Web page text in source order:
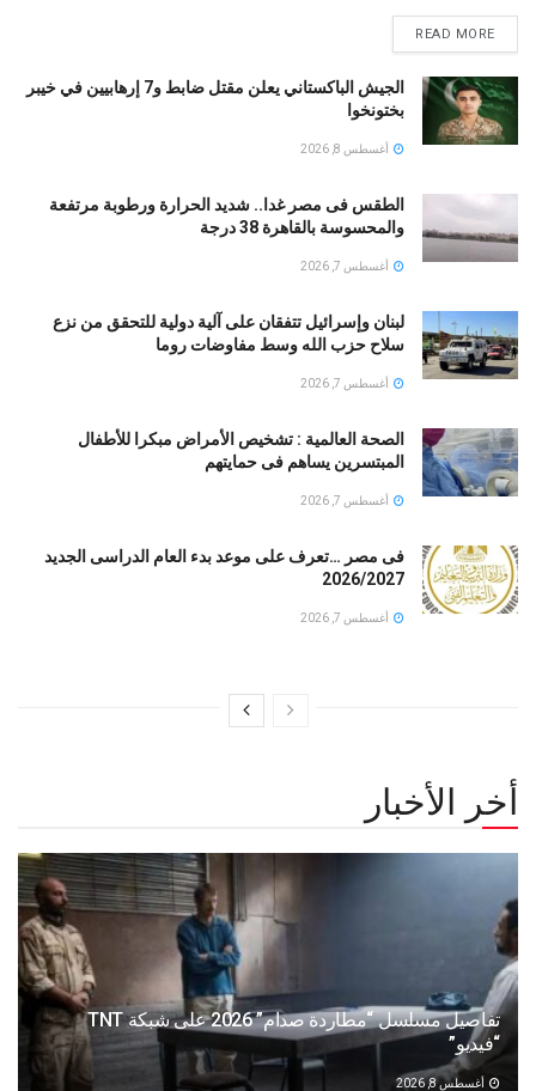
READ MORE
الجيش الباكستاني يعلن مقتل ضابط و7 إرهابيين في خيبر
بختونخوا
أغسطس 8, 2026
الطقس فى مصر غدا.. شديد الحرارة ورطوبة مرتفعة
والمحسوسة بالقاهرة 38 درجة
أغسطس 7, 2026
لبنان وإسرائيل تتفقان على آلية دولية للتحقق من نزع
سلاح حزب الله وسط مفاوضات روما
أغسطس 7, 2026
الصحة العالمية : تشخيص الأمراض مبكرا للأطفال
المبتسرين يساهم فى حمايتهم
أغسطس 7, 2026
فى مصر …تعرف على موعد بدء العام الدراسى الجديد
2026/2027
أغسطس 7, 2026
أخر الأخبار
تفاصيل مسلسل “مطاردة صدام” 2026 على شبكة TNT
“فيديو”
أغسطس 8, 2026